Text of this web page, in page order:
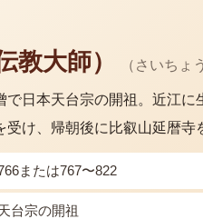
教大師） （ さいちょう
で日本天台宗の開祖。近江
受け、帰朝後に比叡山延暦寺
または767〜822
台宗の開祖